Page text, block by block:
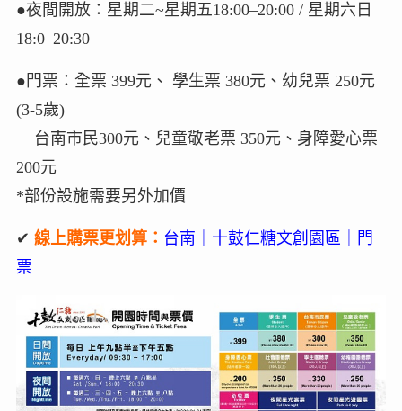
●夜間開放：星期二~星期五18:00–20:00 / 星期六日
18:0–20:30
●門票：全票 399元、 學生票 380元、幼兒票 250元
(3-5歲)
台南市民300元、兒童敬老票 350元、身障愛心票
200元
*部份設施需要另外加價
✔ 線上購票更划算： 台南｜十鼓仁糖文創園區｜門
票